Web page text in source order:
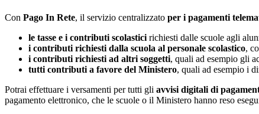
Con Pago In Rete, il servizio centralizzato per i pagamenti
le tasse e i contributi scolastici richiesti dalle scuole agli
i contributi richiesti dalla scuola al personale scolastico,
i contributi richiesti ad altri soggetti, quali ad esempio gli
tutti contributi a favore del Ministero, quali ad esempio i
Potrai effettuare i versamenti per tutti gli avvisi digitali di
pagamento elettronico, che le scuole o il Ministero hanno reso